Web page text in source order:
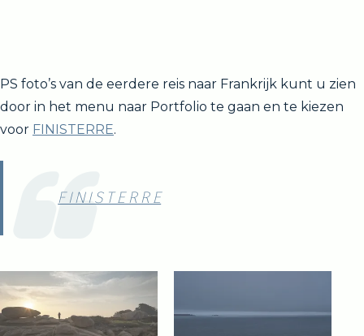
PS foto’s van de eerdere reis naar Frankrijk kunt u zien
door in het menu naar Portfolio te gaan en te kiezen
voor FINISTERRE.
F I N I S T E R R E